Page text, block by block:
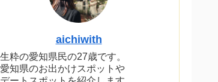
aichiwith
生粋の愛知県民の27歳です。
愛知県のお出かけスポットや